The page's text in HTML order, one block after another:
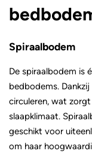
Spiraalbodem
De spiraalbodem is
bedbodems.
circuleren, wat
slaapklimaat.
geschikt voor
om haar